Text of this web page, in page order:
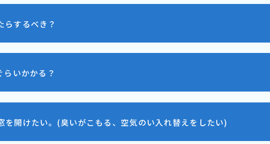
らするべき？
いかかる？
を開けたい。(臭いがこもる、空気のい入れ替えをしたい)